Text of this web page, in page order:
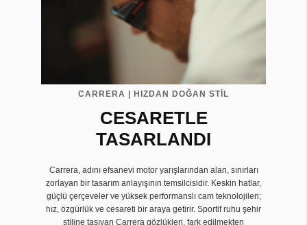
CARRERA | HIZDAN DOĞAN STİL
CESARETLE
TASARLANDI
Carrera, adını efsanevi motor yarışlarından alan, sınırları
zorlayan bir tasarım anlayışının temsilcisidir. Keskin hatlar,
güçlü çerçeveler ve yüksek performanslı cam teknolojileri;
hız, özgürlük ve cesareti bir araya getirir. Sportif ruhu şehir
stiline taşıyan Carrera gözlükleri, fark edilmekten